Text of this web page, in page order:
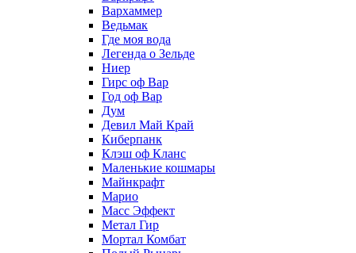
Вархаммер
Ведьмак
Где моя вода
Легенда о Зельде
Ниер
Гирс оф Вар
Год оф Вар
Дум
Девил Май Край
Киберпанк
Клэш оф Кланс
Маленькие кошмары
Майнкрафт
Марио
Масс Эффект
Метал Гир
Мортал Комбат